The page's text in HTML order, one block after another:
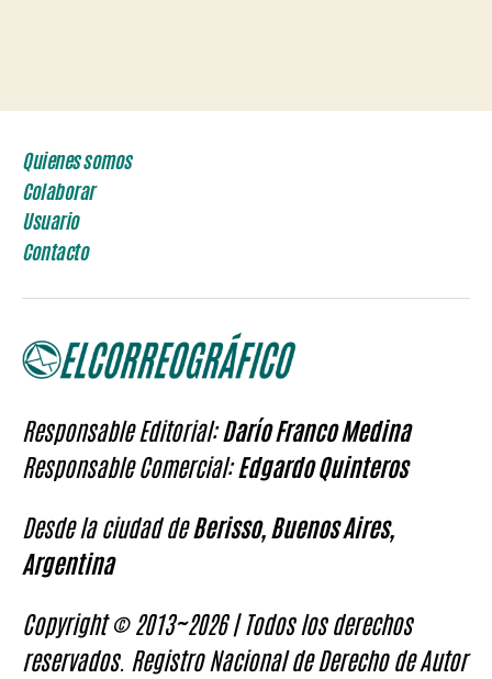
Quienes somos
Colaborar
Usuario
Contacto
Responsable Editorial:Darío Franco Medina
Responsable Comercial:Edgardo Quinteros
Desde la ciudad deBerisso, Buenos Aires,
Argentina
Copyright © 2013~2026 | Todos los derechos
reservados. Registro Nacional de Derecho de Autor